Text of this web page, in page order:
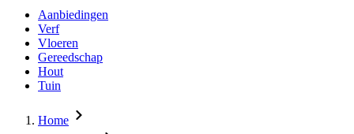
Aanbiedingen
Verf
Vloeren
Gereedschap
Hout
Tuin
Home